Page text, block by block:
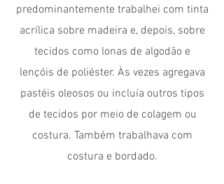
predominantemente trabalhei com tinta
acrílica sobre madeira e, depois, sobre
tecidos como lonas de algodão e
lençóis de poliéster. Às vezes agregava
pastéis oleosos ou incluía outros tipos
de tecidos por meio de colagem ou
costura. Também trabalhava com
costura e bordado.